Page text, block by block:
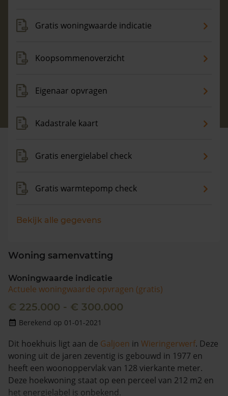
Maandag t/m vrijdag - 08:00 -18:00
Gratis woningwaarde indicatie
Koopsommenoverzicht
Eigenaar opvragen
Kadastrale kaart
Gratis energielabel check
Gratis warmtepomp check
Bekijk alle gegevens
Woning samenvatting
Woningwaarde indicatie
Actuele woningwaarde opvragen (gratis)
€ 225.000 - € 300.000
Berekend op 01-01-2021
Dit hoekhuis ligt aan de Galjoen in Wieringerwerf. Deze
woning uit de jaren zeventig is gebouwd in 1977 en
heeft een woonoppervlak van 128 vierkante meter.
Deze hoekwoning staat op een perceel van 212 m2 en
het energielabel is onbekend.